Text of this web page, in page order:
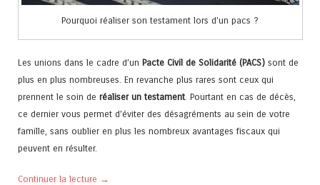
Pourquoi réaliser son testament lors d’un pacs ?
Les unions dans le cadre d’un Pacte Civil de Solidarité (PACS) sont de
plus en plus nombreuses. En revanche plus rares sont ceux qui
prennent le soin de réaliser un testament . Pourtant en cas de décès,
ce dernier vous permet d’éviter des désagréments au sein de votre
famille, sans oublier en plus les nombreux avantages fiscaux qui
peuvent en résulter.
Continuer la lecture →